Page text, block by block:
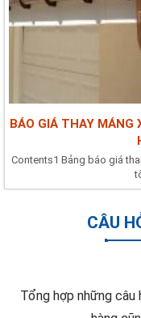
BÁO GIÁ THAY MÁNG
Contents1 Bảng báo giá
CÂU
Tổng hợp những câu